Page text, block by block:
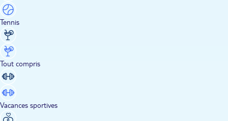
Tennis
Tout compris
Vacances sportives